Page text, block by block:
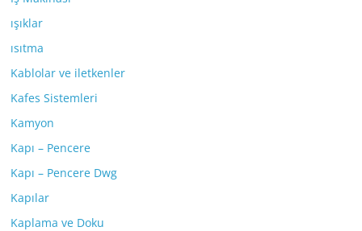
ışıklar
ısıtma
Kablolar ve iletkenler
Kafes Sistemleri
Kamyon
Kapı – Pencere
Kapı – Pencere Dwg
Kapılar
Kaplama ve Doku